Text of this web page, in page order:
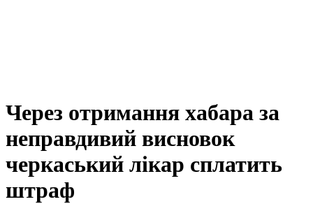
Через отримання хабара за
неправдивий висновок
черкаський лікар сплатить
штраф